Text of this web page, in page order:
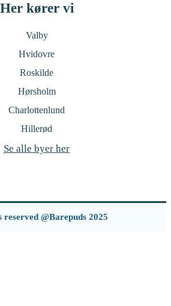
Her kører vi
Valby
Hvidovre
Roskilde
Hørsholm
Charlottenlund
Hillerød
Se alle byer her
@Barepuds 2025